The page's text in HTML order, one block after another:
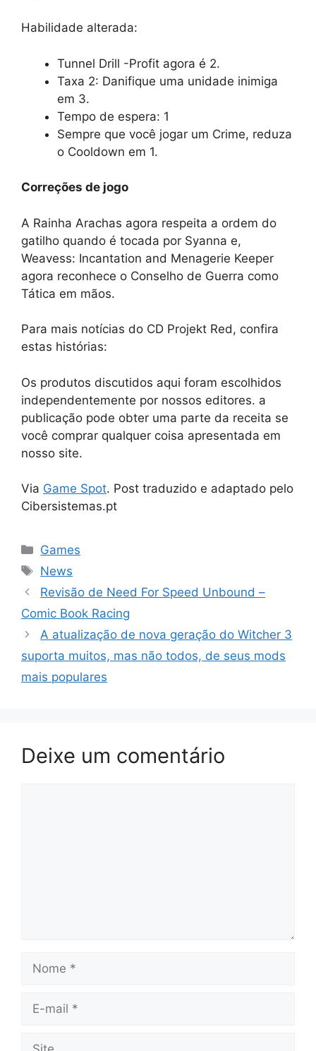
Habilidade alterada:
Tunnel Drill -Profit agora é 2.
Taxa 2: Danifique uma unidade inimiga
em 3.
Tempo de espera: 1
Sempre que você jogar um Crime, reduza
o Cooldown em 1.
Correções de jogo
A Rainha Arachas agora respeita a ordem do
gatilho quando é tocada por Syanna e,
Weavess: Incantation and Menagerie Keeper
agora reconhece o Conselho de Guerra como
Tática em mãos.
Para mais notícias do CD Projekt Red, confira
estas histórias:
Os produtos discutidos aqui foram escolhidos
independentemente por nossos editores. a
publicação pode obter uma parte da receita se
você comprar qualquer coisa apresentada em
nosso site.
Via Game Spot. Post traduzido e adaptado pelo
Cibersistemas.pt
Categorias
Games
Tags
News
Revisão de Need For Speed ​​Unbound –
Comic Book Racing
A atualização de nova geração do Witcher 3
suporta muitos, mas não todos, de seus mods
mais populares
Deixe um comentário
Nome
Site